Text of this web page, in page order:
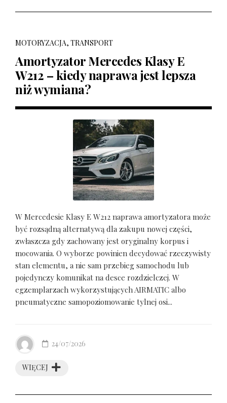
MOTORYZACJA, TRANSPORT
Amortyzator Mercedes Klasy E
W212 – kiedy naprawa jest lepsza
niż wymiana?
W Mercedesie Klasy E W212 naprawa amortyzatora może
być rozsądną alternatywą dla zakupu nowej części,
zwłaszcza gdy zachowany jest oryginalny korpus i
mocowania. O wyborze powinien decydować rzeczywisty
stan elementu, a nie sam przebieg samochodu lub
pojedynczy komunikat na desce rozdzielczej. W
egzemplarzach wykorzystujących AIRMATIC albo
pneumatyczne samopoziomowanie tylnej osi...
WIĘCEJ
24/07/2026